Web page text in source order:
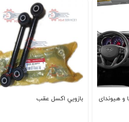
و هیوندای بازويي اکسل عقب